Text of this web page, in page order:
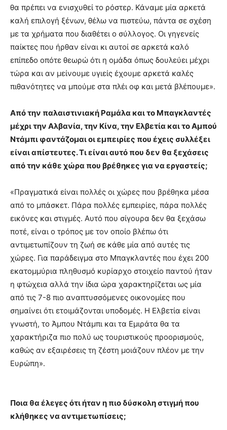
θα πρέπει να ενισχυθεί το ρόστερ. Κάναμε μία αρκετά
καλή επιλογή ξένων, θέλω να πιστεύω, πάντα σε σχέση
με τα χρήματα που διαθέτει ο σύλλογος. Οι γηγενείς
παίκτες που ήρθαν είναι κι αυτοί σε αρκετά καλό
επίπεδο οπότε θεωρώ ότι η ομάδα όπως δουλεύει μέχρι
τώρα και αν μείνουμε υγιείς έχουμε αρκετά καλές
πιθανότητες να μπούμε στα πλέι οφ και μετά βλέπουμε».
Από την παλαιστινιακή Ραμάλα και το Μπαγκλαντές
μέχρι την Αλβανία, την Κίνα, την Ελβετία και το Αμπού
Ντάμπι φαντάζομαι οι εμπειρίες που έχεις συλλέξει
είναι απίστευτες. Τι είναι αυτό που δεν θα ξεχάσεις
από την κάθε χώρα που βρέθηκες για να εργαστείς;
«Πραγματικά είναι πολλές οι χώρες που βρέθηκα μέσα
από το μπάσκετ. Πάρα πολλές εμπειρίες, πάρα πολλές
εικόνες και στιγμές. Αυτό που σίγουρα δεν θα ξεχάσω
ποτέ, είναι ο τρόπος με τον οποίο βλέπω ότι
αντιμετωπίζουν τη ζωή σε κάθε μία από αυτές τις
χώρες. Για παράδειγμα στο Μπαγκλαντές που έχει 200
εκατομμύρια πληθυσμό κυρίαρχο στοιχείο παντού ήταν
η φτώχεια αλλά την ίδια ώρα χαρακτηρίζεται ως μία
από τις 7-8 πιο αναπτυσσόμενες οικονομίες που
σημαίνει ότι ετοιμάζονται υποδομές. Η Ελβετία είναι
γνωστή, το Άμπου Ντάμπι και τα Εμιράτα θα τα
χαρακτήριζα πιο πολύ ως τουριστικούς προορισμούς,
καθώς αν εξαιρέσεις τη ζέστη μοιάζουν πλέον με την
Ευρώπη».
Ποια θα έλεγες ότι ήταν η πιο δύσκολη στιγμή που
κλήθηκες να αντιμετωπίσεις;